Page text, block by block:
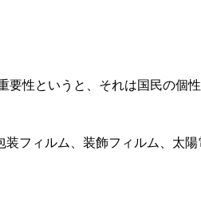
要性というと、それは国民の個
フィルム、装飾フィルム、太